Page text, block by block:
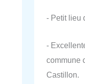
- Petit lieu
-
commune
Castillon.